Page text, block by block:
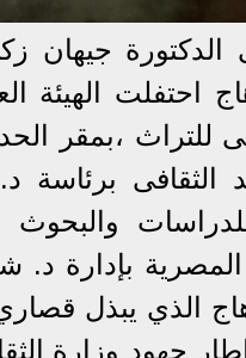
جيهان
الهيئة
للتراث ،بمقر
الثقافى
للدراسات
المصرية بإدارة
الذي يبذل
جهود وزارة